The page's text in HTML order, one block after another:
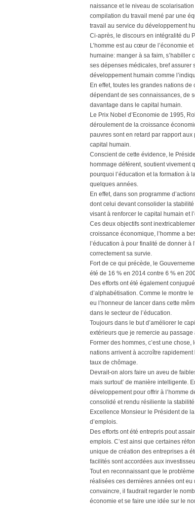
naissance et le niveau de
compilation du travail mené par une
travail au service du développement
Ci-après, le discours en intégralité du
L’homme est au cœur de l’économie
humaine: manger à sa faim, s’habiller
ses dépenses médicales, bref assurer
développement humain comme
En effet, toutes les grandes nations
dépendant de ses connaissances, de
davantage dans le capital humain.
Le Prix Nobel d’Economie de 1995,
déroulement de la croissance
pauvres sont en retard par rapport aux
capital humain.
Conscient de cette évidence, le
hommage déférent, soutient vivement
pourquoi l’éducation et la formation à
quelques années.
En effet, dans son programme
dont celui devant consolider la
visant à renforcer le capital humain et
Ces deux objectifs sont
croissance économique, l’homme a
l’éducation à pour finalité de donner à
correctement sa survie.
Fort de ce qui précède, le
été de 16 % en 2014 contre 6 % en
Des efforts ont été également
d’alphabétisation. Comme le montre
eu l’honneur de lancer dans cette
dans le secteur de l’éducation.
Toujours dans le but d’améliorer le
extérieurs que je remercie au
Former des hommes, c’est une
nations arrivent à accroître
taux de chômage.
Devrait-on alors faire un aveu de
mais surtout’ de manière intelligente.
développement pour offrir à l’homme
consolidé et rendu résiliente la
Excellence Monsieur le Président de
d’emplois.
Des efforts ont été entrepris pout
emplois. C’est ainsi que certaines
unique de création des entreprises a
facilités sont accordées aux
Tout en reconnaissant que le
réalisées ces dernières années ont eu
convaincre, il faudrait regarder le
économie et se faire une idée sur le